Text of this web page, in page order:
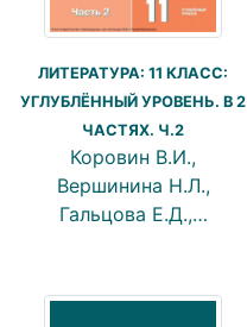
ЛИТЕРАТУРА: 11 КЛАСС:
УГЛУБЛЁННЫЙ УРОВЕНЬ. В 2
ЧАСТЯХ. Ч.2
Коровин В.И.,
Вершинина Н.Л.,
Гальцова Е.Д.,…